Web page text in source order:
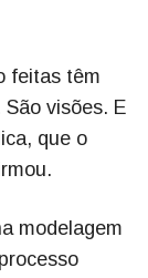
feitas têm
visões. E
que o
modelagem